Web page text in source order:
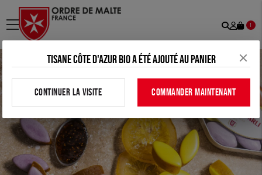
menu
Mon
1
Tisane côte d'azur bio a été ajouté au panier
CONTINUER LA VISITE COMMANDER MAINTENANT